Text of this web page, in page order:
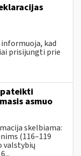
kad
prisijungti prie
asmuo
skelbiama:
(116–119
valstybių